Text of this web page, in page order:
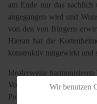
am Ende nur das
angegangen wird und
von den von Bürgern
Hieran hat die
konstruktiv mitgewirkt und
Idealerweise
Voraussetzung für eine
Problematisch kann es
Wir benutzen